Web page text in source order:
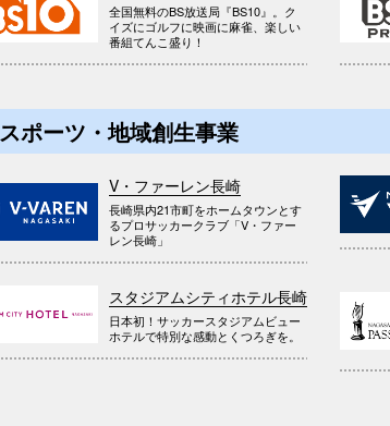
全国無料のBS放送局『BS10』。ク
イズにゴルフに映画に麻雀、楽しい
番組てんこ盛り！
スポーツ・地域創生事業
V・ファーレン長崎
長崎県内21市町をホームタウンとす
るプロサッカークラブ「V・ファー
レン長崎」
スタジアムシティホテル長崎
日本初！サッカースタジアムビュー
ホテルで特別な感動とくつろぎを。